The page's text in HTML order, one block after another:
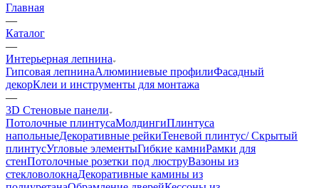
Главная
—
Каталог
—
Интерьерная лепнина
Гипсовая лепнинаАлюминиевые профилиФасадный
декорКлеи и инструменты для монтажа
—
3D Стеновые панели
Потолочные плинтусаМолдингиПлинтуса
напольныеДекоративные рейкиТеневой плинтус/ Скрытый
плинтусУгловые элементыГибкие камниРамки для
стенПотолочные розетки под люструВазоны из
стекловолокнаДекоративные камины из